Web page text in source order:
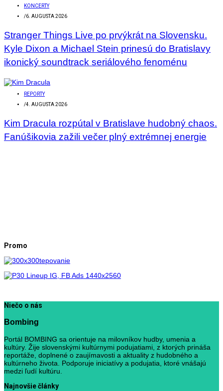
KONCERTY
/6. AUGUSTA 2026
Stranger Things Live po prvýkrát na Slovensku.
Kyle Dixon a Michael Stein prinesú do Bratislavy
ikonický soundtrack seriálového fenoménu
REPORTY
/4. AUGUSTA 2026
Kim Dracula rozpútal v Bratislave hudobný chaos.
Fanúšikovia zažili večer plný extrémnej energie
Promo
Niečo o nás
Bombing
Portál BOMBING sa orientuje na milovníkov hudby, umenia a
kultúry. Žije slovenskými kultúrnymi podujatiami, z ktorých prináša
reportáže, doplnené o zaujímavosti a aktuality z hudobného a
kultúrneho života. Podporuje iniciatívy a podujatia, ktoré vnášajú
medzi ľudí kultúru.
Najnovšie články